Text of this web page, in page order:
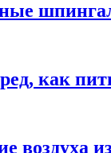
как
воздуха